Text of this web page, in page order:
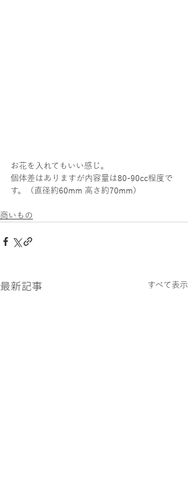
お花を入れてもいい感じ。
個体差はありますが内容量は80-90cc程度で
す。（直径約60mm 高さ約70mm）
商いもの
最新記事 すべて表示